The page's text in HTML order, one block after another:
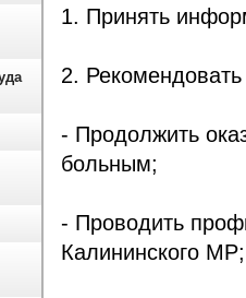
1. Принять
2.
- Продолжить
больным;
- Проводить
Калининского МР;